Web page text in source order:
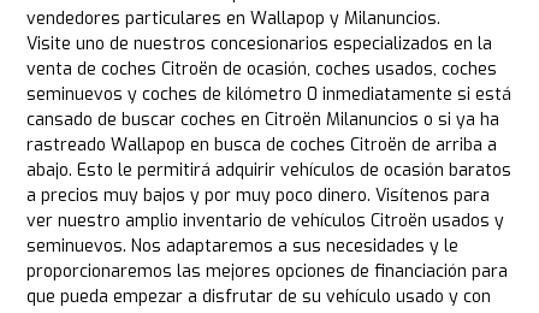
vendedores particulares en Wallapop y Milanuncios.
Visite uno de nuestros concesionarios especializados en la
venta de coches Citroën de ocasión, coches usados, coches
seminuevos y coches de kilómetro 0 inmediatamente si está
cansado de buscar coches en Citroën Milanuncios o si ya ha
rastreado Wallapop en busca de coches Citroën de arriba a
abajo. Esto le permitirá adquirir vehículos de ocasión baratos
a precios muy bajos y por muy poco dinero. Visítenos para
ver nuestro amplio inventario de vehículos Citroën usados y
seminuevos. Nos adaptaremos a sus necesidades y le
proporcionaremos las mejores opciones de financiación para
que pueda empezar a disfrutar de su vehículo usado y con